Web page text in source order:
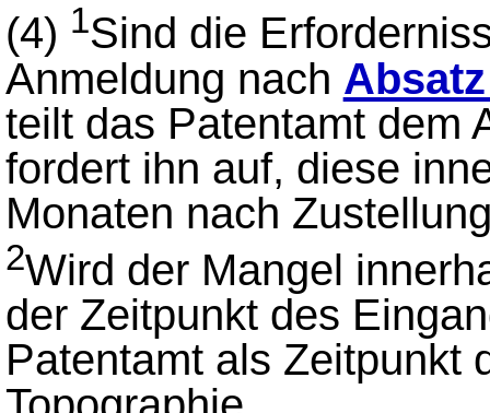
(4) 1Sind die
Anmeldung nach
teilt das Patentamt dem
fordert ihn auf, diese
Monaten nach
2Wird der Mangel
der Zeitpunkt des
Patentamt als Zeitpunkt